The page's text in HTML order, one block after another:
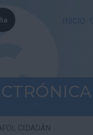
INICIO
CIDADÁN